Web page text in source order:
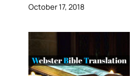
October 17, 2018